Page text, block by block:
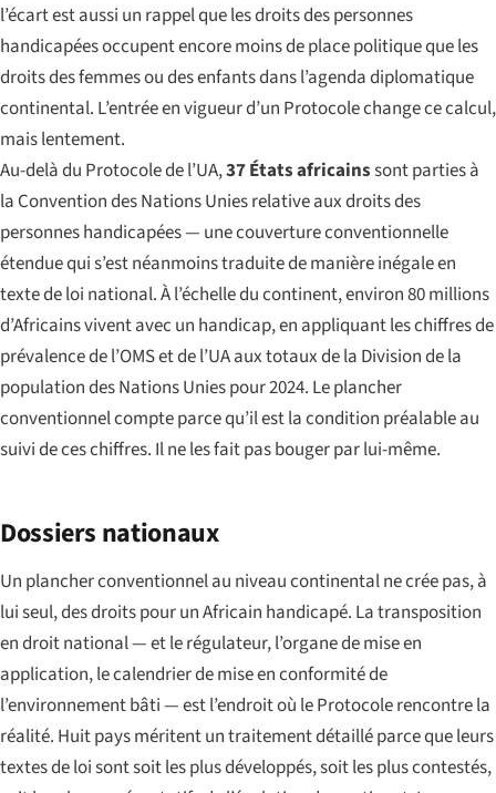
l’écart est aussi un rappel que les droits des personnes
handicapées occupent encore moins de place politique que les
droits des femmes ou des enfants dans l’agenda diplomatique
continental. L’entrée en vigueur d’un Protocole change ce calcul,
mais lentement.
Au-delà du Protocole de l’UA,37 États africainssont parties à
la Convention des Nations Unies relative aux droits des
personnes handicapées — une couverture conventionnelle
étendue qui s’est néanmoins traduite de manière inégale en
texte de loi national. À l’échelle du continent, environ 80 millions
d’Africains vivent avec un handicap, en appliquant les chiffres de
prévalence de l’OMS et de l’UA aux totaux de la Division de la
population des Nations Unies pour 2024. Le plancher
conventionnel compte parce qu’il est la condition préalable au
suivi de ces chiffres. Il ne les fait pas bouger par lui-même.
Dossiers nationaux
Un plancher conventionnel au niveau continental ne crée pas, à
lui seul, des droits pour un Africain handicapé. La transposition
en droit national — et le régulateur, l’organe de mise en
application, le calendrier de mise en conformité de
l’environnement bâti — est l’endroit où le Protocole rencontre la
réalité. Huit pays méritent un traitement détaillé parce que leurs
textes de loi sont soit les plus développés, soit les plus contestés,